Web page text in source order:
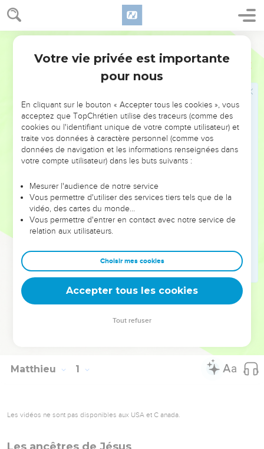
Matthieu
appartient à ceux qui *changent de vie (4.7), qui
reconnaissent leur besoin de Dieu (5.1-10).
Mais le roi a beau donner les signes du royaume en
guérissant les malades, en donnant à manger aux foules
affamées (ch. 8, 9, 12, 14-15), il est rejeté, comme il l’avait
demandaient un roi n’avaient pas compris que ce roi devait
souffrir.
« Es-tu le roi des Juifs ? » demande *Pilate après l’avoir
arrêté. « Tu le dis toi-même », répond Jésus (27.11).
Après sa résurrection, Jésus révèle qu’il n’est pas
seulement le roi des Juifs : « J’ai reçu les pleins pouvoirs
dans le ciel et sur terre » et il ordonne : « Faites des
disciples parmi tous les peuples » (28.18-19).
Avant sa mort, Jésus avait donné à ses disciples la clé qui
donne accès à son royaume : se convertir et devenir comme
de petits enfants (18.3).
permission. All rights reserved worldwide.
Matthieu 1
Les vidéos ne sont pas disponibles aux USA et C anada.
Les ancêtres de Jésus
Votre vie privée est importante
pour nous
En cliquant sur le bouton « Accepter tous les cookies », vous
acceptez que TopChrétien utilise des traceurs (comme des
cookies ou l'identifiant unique de votre compte utilisateur) et
traite vos données à caractère personnel (comme vos
données de navigation et les informations renseignées dans
votre compte utilisateur) dans les buts suivants :
Mesurer l'audience de notre service
Vous permettre d'utiliser des services tiers tels que de la
vidéo, des cartes du monde…
Vous permettre d'entrer en contact avec notre service de
relation aux utilisateurs.
Choisir mes cookies
Accepter tous les cookies
Tout refuser